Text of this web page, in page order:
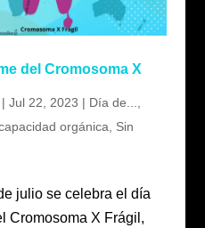
del Cromosoma X
Jul 22, 2023 | Día de...
orgánica
Sin
julio se celebra el día
Cromosoma X Frágil,